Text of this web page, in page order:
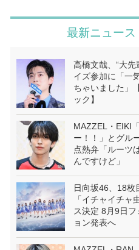
最新ニュース
高橋文哉、“大先
イズ参加に「一
ちゃいました」
ック】
MAZZEL・EIKI
ー！！」とグル
点熱弁「ルーツ
んですけど」
日向坂46、18枚
「イチャイチャ
ス決定 8月9日フ
ョン発表へ